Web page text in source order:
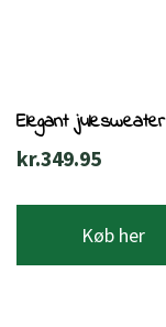
Elegant julesweater
kr.349.95
Køb her